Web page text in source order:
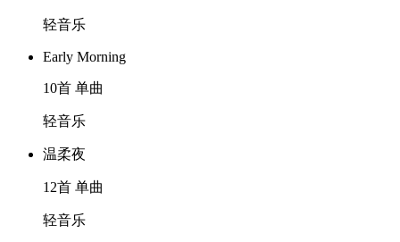
轻音乐
Early Morning
10首 单曲
轻音乐
温柔夜
12首 单曲
轻音乐